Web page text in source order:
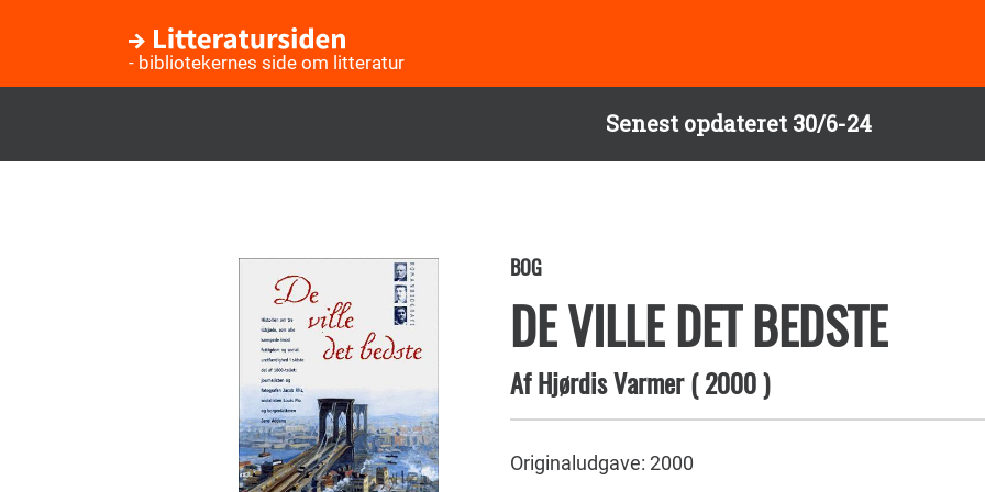
Senest opdateret 30/6-24
- bibliotekernes side om litteratur
BOG
DE VILLE DET BEDSTE
AfHjørdis Varmer(2000)
Originaludgave: 2000